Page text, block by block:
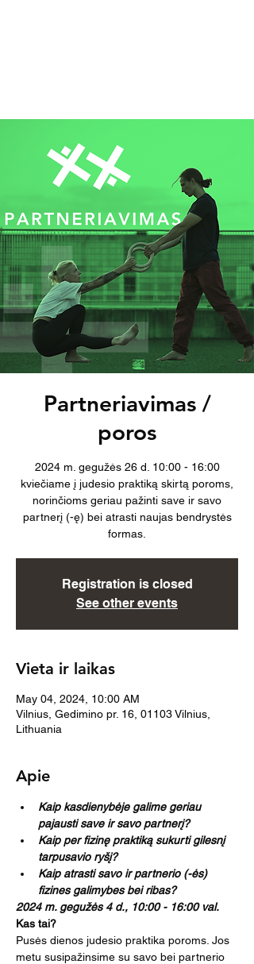
Partneriavimas /
poros
2024 m. gegužės 26 d. 10:00 - 16:00
kviečiame į judesio praktiką skirtą poroms,
norinčioms geriau pažinti save ir savo
partnerį (-ę) bei atrasti naujas bendrystės
formas.
Registration is closed
See other events
Vieta ir laikas
May 04, 2024, 10:00 AM
Vilnius, Gedimino pr. 16, 01103 Vilnius,
Lithuania
Apie
Kaip kasdienybėje galime geriau
pajausti save ir savo partnerį?
Kaip per fizinę praktiką sukurti gilesnį
tarpusavio ryšį?
Kaip atrasti savo ir partnerio (-ės)
fizines galimybes bei ribas?
2024 m. gegužės 4 d., 10:00 - 16:00 val.
Kas tai?
Pusės dienos judesio praktika poroms. Jos
metu susipažinsime su savo bei partnerio